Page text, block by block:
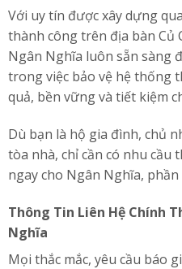
Với uy tín được xây dựng
thành công trên địa bàn Củ
Ngân Nghĩa luôn sẵn sàng
trong việc bảo vệ hệ thống
quả, bền vững và tiết kiệm
Dù bạn là hộ gia đình, chủ
tòa nhà, chỉ cần có nhu cầu
ngay cho Ngân Nghĩa,
Thông Tin Liên Hệ Chính
Nghĩa
Mọi thắc mắc, yêu cầu báo